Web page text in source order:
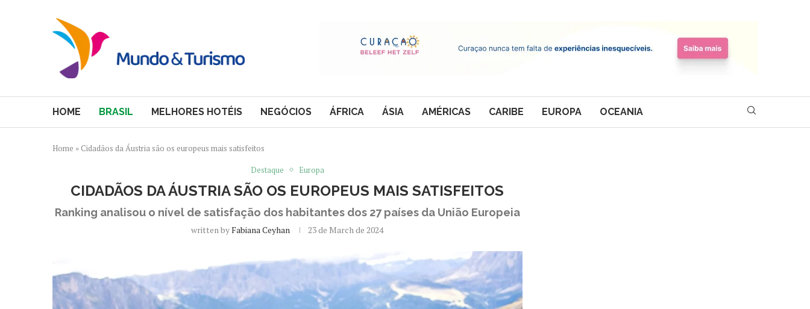
HOME BRASIL MELHORES HOTÉIS NEGÓCIOS ÁFRICA ÁSIA AMÉRICAS CARIBE EUROPA OCEANIA
Home » Cidadãos da Áustria são os europeus mais satisfeitos
Destaque
Europa
CIDADÃOS DA ÁUSTRIA SÃO OS EUROPEUS MAIS SATISFEITOS
Ranking analisou o nível de satisfação dos habitantes dos 27 países da União Europeia
written byFabiana Ceyhan 23 de March de 2024